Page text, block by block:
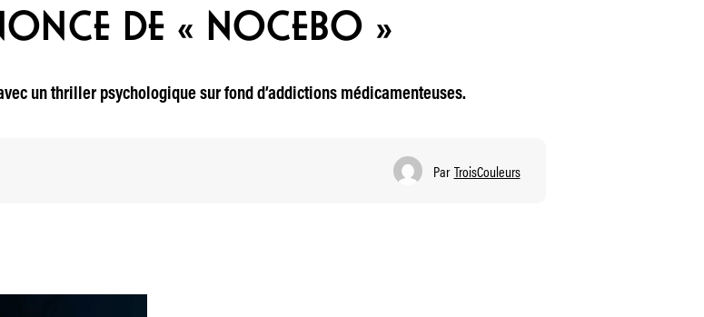
DE « NOCEBO »
un thriller psychologique sur fond d’addictions médicamenteuses.
Par TroisCouleurs